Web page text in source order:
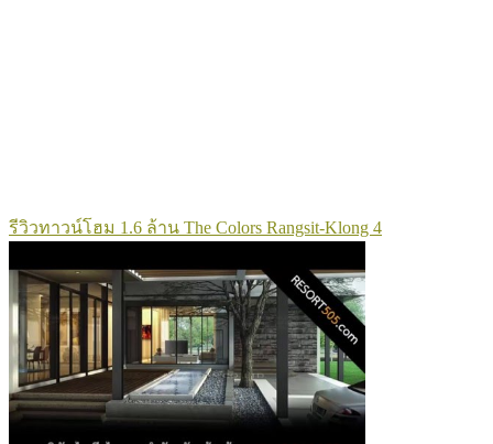
รีวิวทาวน์โฮม 1.6 ล้าน The Colors Rangsit-Klong 4